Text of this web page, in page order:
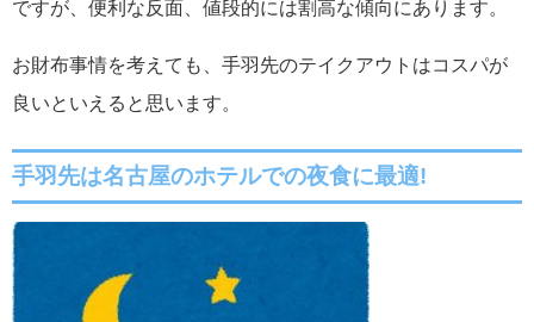
ですが、便利な反面、値段的には割高な傾向にあります。
お財布事情を考えても、手羽先のテイクアウトはコスパが
良いといえると思います。
手羽先は名古屋のホテルでの夜食に最適!